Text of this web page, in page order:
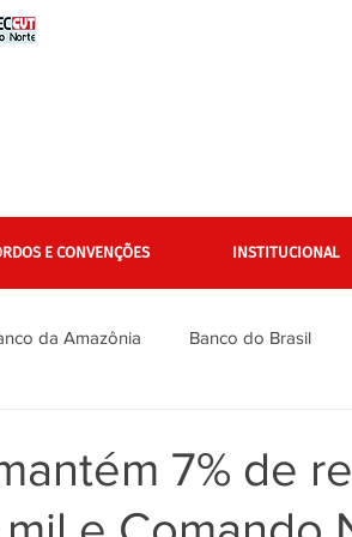
E CONVENÇÕES INSTITUCIONAL
da Amazônia Banco do Brasil
Gerais Itaú Itaú
7% de